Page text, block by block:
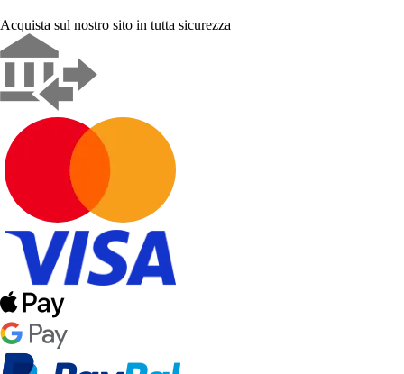
Acquista sul nostro sito in tutta sicurezza